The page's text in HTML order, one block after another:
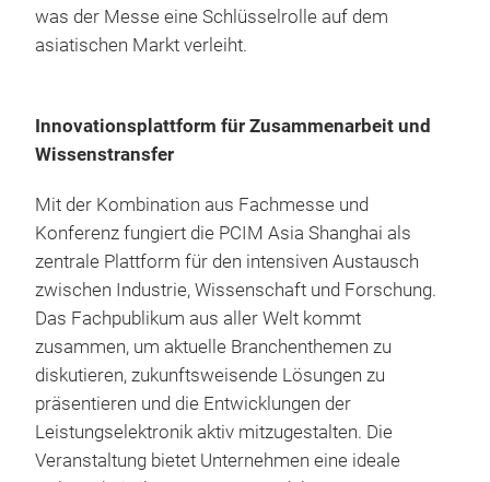
was der Messe eine Schlüsselrolle auf dem
asiatischen Markt verleiht.
Innovationsplattform für Zusammenarbeit und
Wissenstransfer
Mit der Kombination aus Fachmesse und
Konferenz fungiert die PCIM Asia Shanghai als
zentrale Plattform für den intensiven Austausch
zwischen Industrie, Wissenschaft und Forschung.
Das Fachpublikum aus aller Welt kommt
zusammen, um aktuelle Branchenthemen zu
diskutieren, zukunftsweisende Lösungen zu
präsentieren und die Entwicklungen der
Leistungselektronik aktiv mitzugestalten. Die
Veranstaltung bietet Unternehmen eine ideale